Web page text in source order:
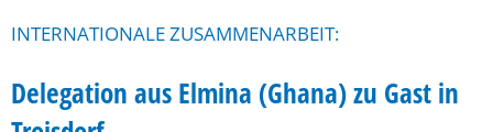
INTERNATIONALE ZUSAMMENARBEIT:
Delegation aus Elmina (Ghana) zu Gast in